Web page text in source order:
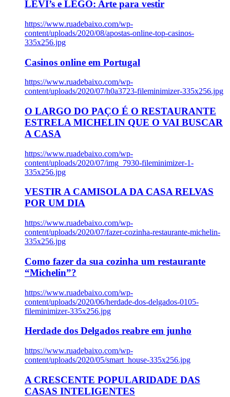
LEVI’s e LEGO: Arte para vestir
https://www.ruadebaixo.com/wp-
content/uploads/2020/08/apostas-online-top-casinos-
335x256.jpg
Casinos online em Portugal
https://www.ruadebaixo.com/wp-
content/uploads/2020/07/h0a3723-fileminimizer-335x256.jpg
O LARGO DO PAÇO É O RESTAURANTE
ESTRELA MICHELIN QUE O VAI BUSCAR
A CASA
https://www.ruadebaixo.com/wp-
content/uploads/2020/07/img_7930-fileminimizer-1-
335x256.jpg
VESTIR A CAMISOLA DA CASA RELVAS
POR UM DIA
https://www.ruadebaixo.com/wp-
content/uploads/2020/07/fazer-cozinha-restaurante-michelin-
335x256.jpg
Como fazer da sua cozinha um restaurante
“Michelin”?
https://www.ruadebaixo.com/wp-
content/uploads/2020/06/herdade-dos-delgados-0105-
fileminimizer-335x256.jpg
Herdade dos Delgados reabre em junho
https://www.ruadebaixo.com/wp-
content/uploads/2020/05/smart_house-335x256.jpg
A CRESCENTE POPULARIDADE DAS
CASAS INTELIGENTES